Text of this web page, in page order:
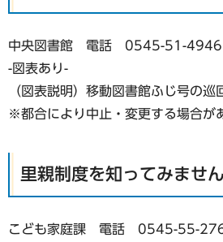
中央図書館 電話 0545-51-4946
-図表あり-
（図表説明）移動図書館ふじ号の巡
※都合により中止・変更する場合が
里親制度を知ってみませ
こども家庭課 電話 0545-55-